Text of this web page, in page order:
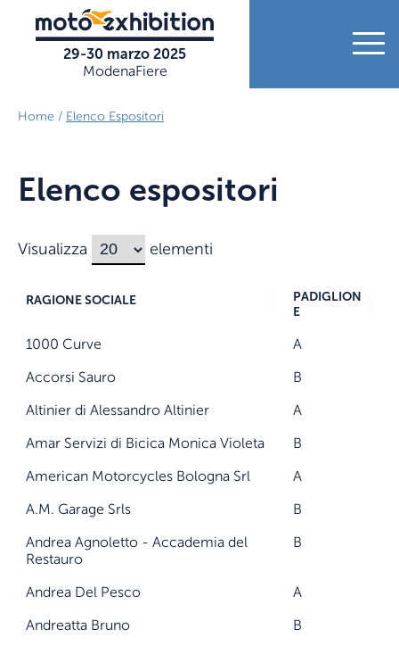
29-30 marzo 2025
ModenaFiere
Esporre
Come arrivare
Dove dormire
Elenco Espositori
Home / Elenco Espositori
Elenco espositori
Visualizza elementi
RAGIONE SOCIALE
PADIGLION
E
1000 Curve
A
Accorsi Sauro
B
Altinier di Alessandro Altinier
A
Amar Servizi di Bicica Monica Violeta
B
American Motorcycles Bologna Srl
A
A.M. Garage Srls
B
Andrea Agnoletto - Accademia del
Restauro
B
Andrea Del Pesco
A
Andreatta Bruno
B